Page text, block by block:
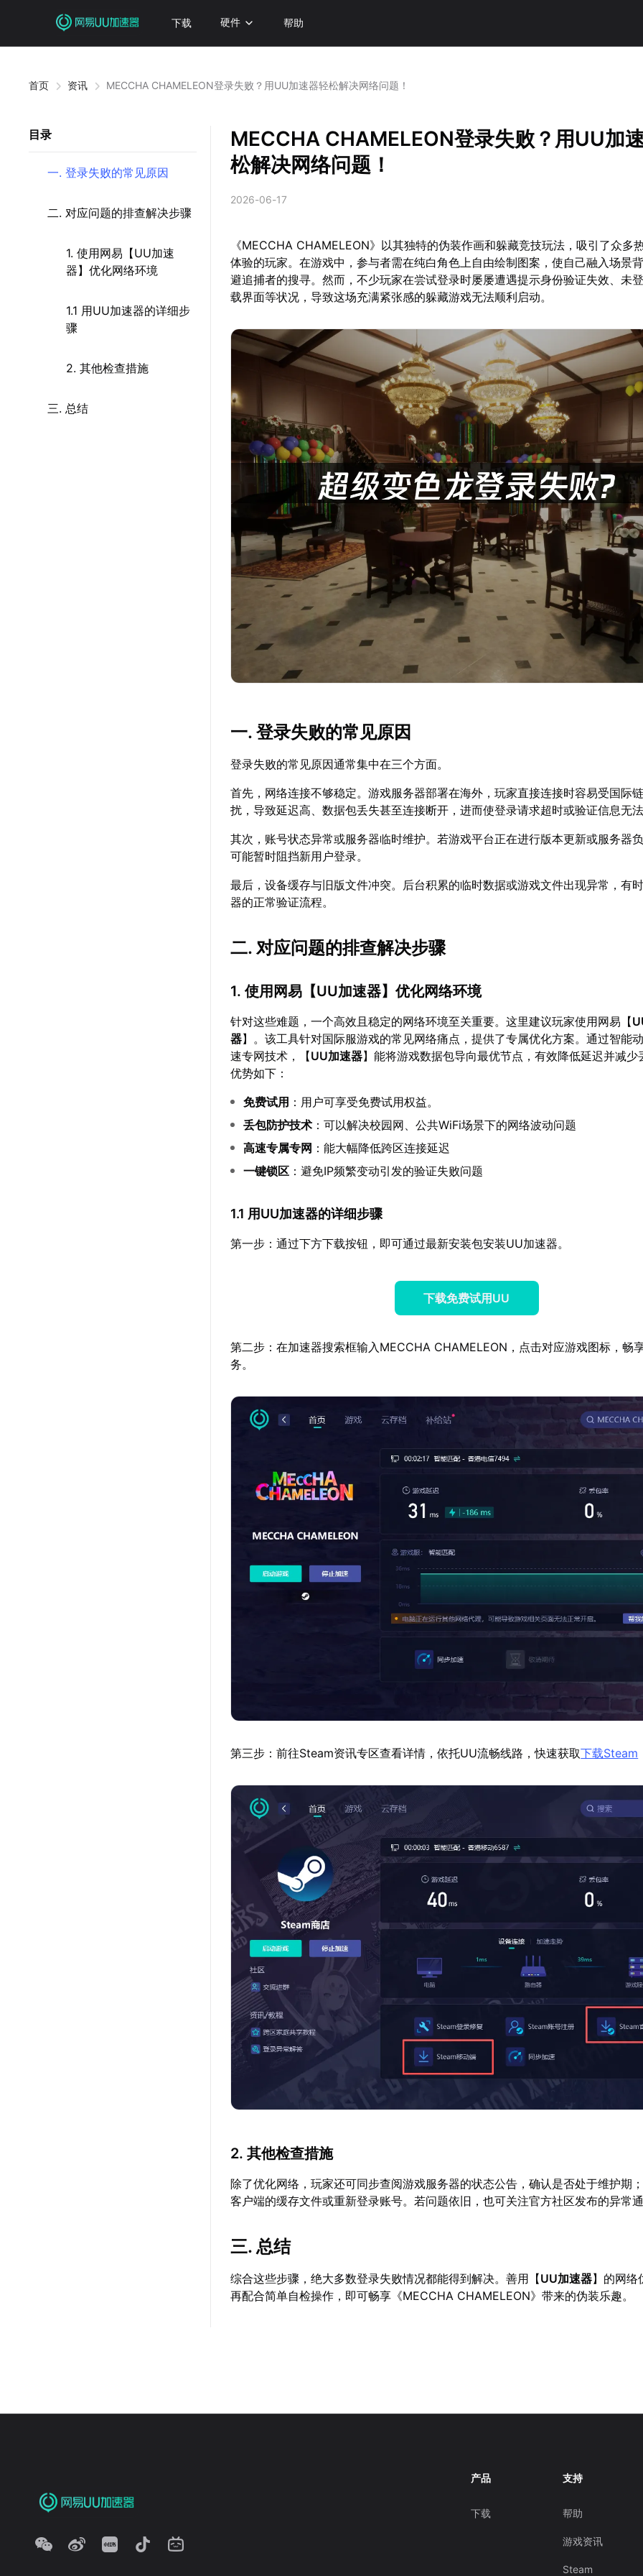
下载 硬件 帮助
首页 资讯 MECCHA CHAMELEON登录失败？用UU加速器轻松解决网络问题！
目录
一. 登录失败的常见原因
二. 对应问题的排查解决步骤
1. 使用网易【UU加速
器】优化网络环境
1.1 用UU加速器的详细步
骤
2. 其他检查措施
三. 总结
MECCHA CHAMELEON登录失败？用UU加
松解决网络问题！
2026-06-17
《MECCHA CHAMELEON》以其独特的伪装作画和躲藏竞技玩法，吸引了众多
体验的玩家。在游戏中，参与者需在纯白角色上自由绘制图案，使自己融入场景
避追捕者的搜寻。然而，不少玩家在尝试登录时屡屡遭遇提示身份验证失效、未
载界面等状况，导致这场充满紧张感的躲藏游戏无法顺利启动。
一. 登录失败的常见原因
登录失败的常见原因通常集中在三个方面。
首先，网络连接不够稳定。游戏服务器部署在海外，玩家直接连接时容易受国际
扰，导致延迟高、数据包丢失甚至连接断开，进而使登录请求超时或验证信息无
其次，账号状态异常或服务器临时维护。若游戏平台正在进行版本更新或服务器
可能暂时阻挡新用户登录。
最后，设备缓存与旧版文件冲突。后台积累的临时数据或游戏文件出现异常，有
器的正常验证流程。
二. 对应问题的排查解决步骤
1. 使用网易【UU加速器】优化网络环境
针对这些难题，一个高效且稳定的网络环境至关重要。这里建议玩家使用网易【
器】。该工具针对国际服游戏的常见网络痛点，提供了专属优化方案。通过智能
速专网技术，【UU加速器】能将游戏数据包导向最优节点，有效降低延迟并减少
优势如下：
免费试用 ：用户可享受免费试用权益。
丢包防护技术 ：可以解决校园网、公共WiFi场景下的网络波动问题
高速专属专网 ：能大幅降低跨区连接延迟
一键锁区 ：避免IP频繁变动引发的验证失败问题
1.1 用UU加速器的详细步骤
第一步：通过下方下载按钮，即可通过最新安装包安装UU加速器。
下载免费试用UU
第二步：在加速器搜索框输入MECCHA CHAMELEON，点击对应游戏图标，畅
务。
第三步：前往Steam资讯专区查看详情，依托UU流畅线路，快速获取下载Steam
2. 其他检查措施
除了优化网络，玩家还可同步查阅游戏服务器的状态公告，确认是否处于维护期
客户端的缓存文件或重新登录账号。若问题依旧，也可关注官方社区发布的异常
三. 总结
综合这些步骤，绝大多数登录失败情况都能得到解决。善用【UU加速器】的网络
再配合简单自检操作，即可畅享《MECCHA CHAMELEON》带来的伪装乐趣。
产品
下载
支持
帮助
游戏资讯
Steam